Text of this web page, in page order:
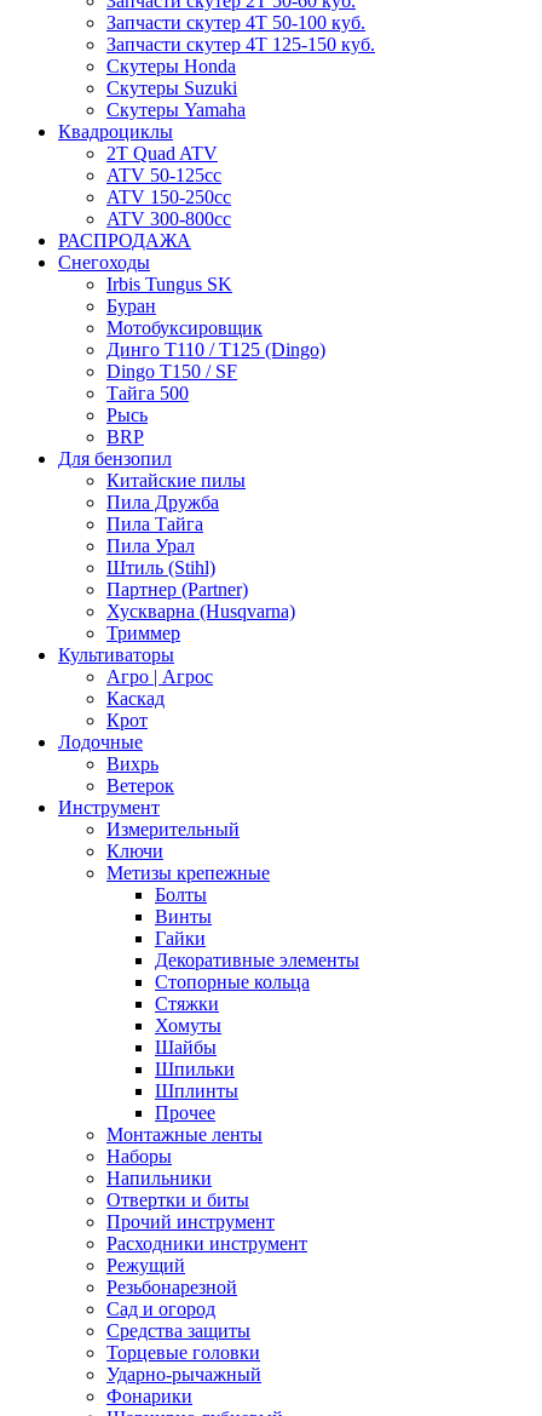
Запчасти скутер 4Т 50-100 куб.
Запчасти скутер 4Т 125-150 куб.
Скутеры Honda
Скутеры Suzuki
Скутеры Yamaha
Квадроциклы
2T Quad ATV
ATV 50-125cc
ATV 150-250cc
ATV 300-800cc
РАСПРОДАЖА
Снегоходы
Irbis Tungus SK
Буран
Мотобуксировщик
Динго T110 / T125 (Dingo)
Dingo T150 / SF
Тайга 500
Рысь
BRP
Для бензопил
Китайские пилы
Пила Дружба
Пила Тайга
Пила Урал
Штиль (Stihl)
Партнер (Partner)
Хускварна (Husqvarna)
Триммер
Культиваторы
Агро | Агрос
Каскад
Крот
Лодочные
Вихрь
Ветерок
Инструмент
Измерительный
Ключи
Метизы крепежные
Болты
Винты
Гайки
Декоративные элементы
Стопорные кольца
Стяжки
Хомуты
Шайбы
Шпильки
Шплинты
Прочее
Монтажные ленты
Наборы
Напильники
Отвертки и биты
Прочий инструмент
Расходники инструмент
Режущий
Резьбонарезной
Сад и огород
Средства защиты
Торцевые головки
Ударно-рычажный
Фонарики